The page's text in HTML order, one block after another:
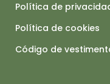
Política de
Política de cookies
Código de